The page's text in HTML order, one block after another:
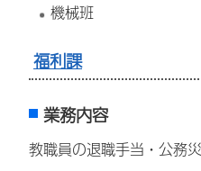
機械班
福利課
業務内容
教職員の退職手当・公務